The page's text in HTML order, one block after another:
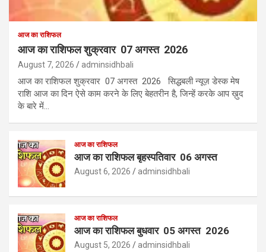
आज का राशिफल
आज का राशिफल शुक्रवार 07 अगस्त 2026
August 7, 2026 adminsidhbali
आज का राशिफल शुक्रवार 07 अगस्त 2026 सिद्धबली न्यूज़ डेस्क मेष
राशि आज का दिन ऐसे काम करने के लिए बेहतरीन है, जिन्हें करके आप ख़ुद
के बारे में…
आज का राशिफल
आज का राशिफल बृहस्पतिवार 06 अगस्त
August 6, 2026 adminsidhbali
आज का राशिफल
आज का राशिफल बुधवार 05 अगस्त 2026
August 5, 2026 adminsidhbali